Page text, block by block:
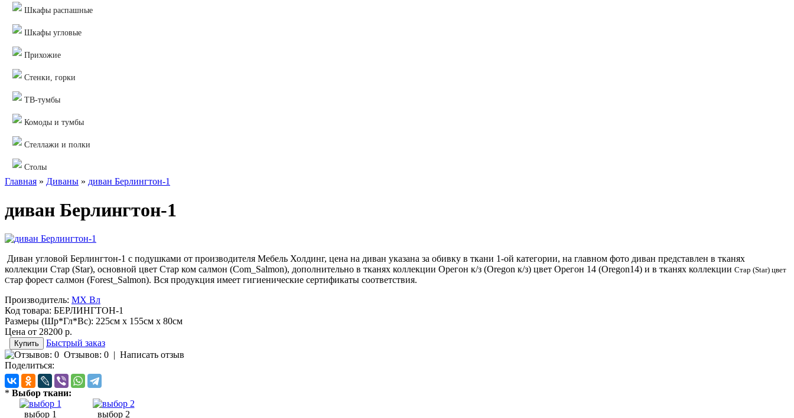
Шкафы распашные
Шкафы угловые
Прихожие
Стенки, горки
ТВ-тумбы
Комоды и тумбы
Стеллажи и полки
Столы
Главная » Диваны » диван Берлингтон-1
диван Берлингтон-1
Диван угловой Берлингтон-1 с подушками от производителя Мебель Холдинг, цена на диван указана за обивку в ткани 1-ой категории, на главном фото диван представлен в тканях
коллекции Стар (Star), основной цвет Стар ком салмон (Com_Salmon), дополнительно в тканях коллекции Орегон к/з (Oregon к/з) цвет Орегон 14 (Oregon14) и в тканях коллекции Стар (Star) цвет
Стар форест салмон (Forest_Salmon). Вся продукция имеет гигиенические сертификаты соответствия.
Производитель: МХ Вл
Код товара: БЕРЛИНГТОН-1
Размеры (Шр*Гл*Вс): 225см x 155см x 80см
Цена от 28200 р.
Быстрый заказ
Отзывов: 0 | Написать отзыв
Поделиться:
* Выбор ткани:
выбор 1 выбор 2